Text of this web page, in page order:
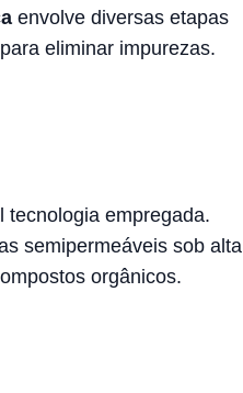
envolve diversas etapas
eliminar impurezas.
tecnologia empregada.
semipermeáveis sob alta
orgânicos.